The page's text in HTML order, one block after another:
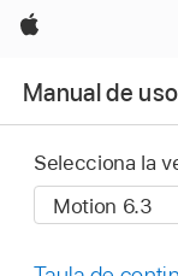
Apple
Manual de
Selecciona la